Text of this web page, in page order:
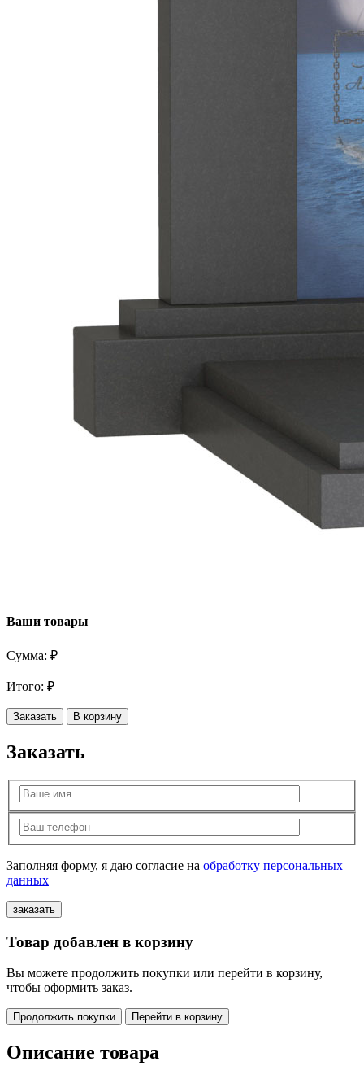
Ваши товары
Сумма: ₽
Итого: ₽
Заказать В корзину
Заказать
Заполняя форму, я даю согласие на обработку персональных
данных
Товар добавлен в корзину
Вы можете продолжить покупки или перейти в корзину,
чтобы оформить заказ.
Продолжить покупки Перейти в корзину
Описание товара